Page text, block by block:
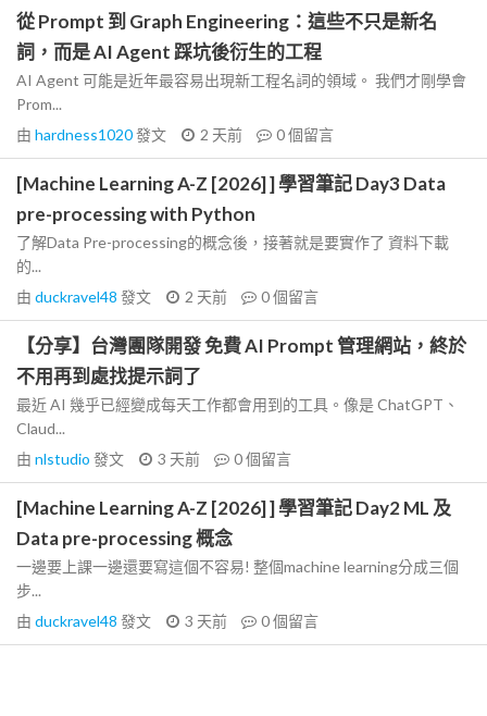
從 Prompt 到 Graph Engineering：這些不只是新名
詞，而是 AI Agent 踩坑後衍生的工程
AI Agent 可能是近年最容易出現新工程名詞的領域。 我們才剛學會
Prom...
由 hardness1020發文 2 天前 0個留言
[Machine Learning A-Z [2026] ] 學習筆記 Day3 Data
pre-processing with Python
了解Data Pre-processing的概念後，接著就是要實作了 資料下載
的...
由 duckravel48 發文 2 天前 0個留言
【分享】台灣團隊開發 免費 AI Prompt 管理網站，終於
不用再到處找提示詞了
最近 AI 幾乎已經變成每天工作都會用到的工具。像是 ChatGPT、
Claud...
由 nlstudio 發文 3 天前 0個留言
[Machine Learning A-Z [2026] ] 學習筆記 Day2 ML 及
Data pre-processing 概念
一邊要上課一邊還要寫這個不容易! 整個machine learning分成三個
步...
由 duckravel48 發文 3 天前 0個留言